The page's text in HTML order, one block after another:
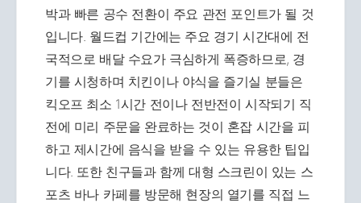
박과 빠른 공수 전환이 주요 관전 포인트가 될 것
입니다. 월드컵 기간에는 주요 경기 시간대에 전
국적으로 배달 수요가 극심하게 폭증하므로, 경
기를 시청하며 치킨이나 야식을 즐기실 분들은
킥오프 최소 1시간 전이나 전반전이 시작되기 직
전에 미리 주문을 완료하는 것이 혼잡 시간을 피
하고 제시간에 음식을 받을 수 있는 유용한 팁입
니다. 또한 친구들과 함께 대형 스크린이 있는 스
포츠 바나 카페를 방문해 현장의 열기를 직접 느